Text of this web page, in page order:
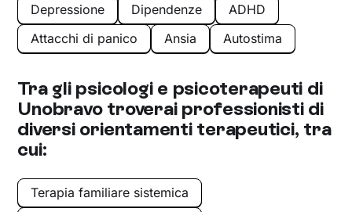
Depressione
Dipendenze
ADHD
Attacchi di panico
Ansia Autostima
Tra gli psicologi e psicoterapeuti di
Unobravo troverai professionisti di
diversi orientamenti terapeutici, tra
cui:
Terapia familiare sistemica